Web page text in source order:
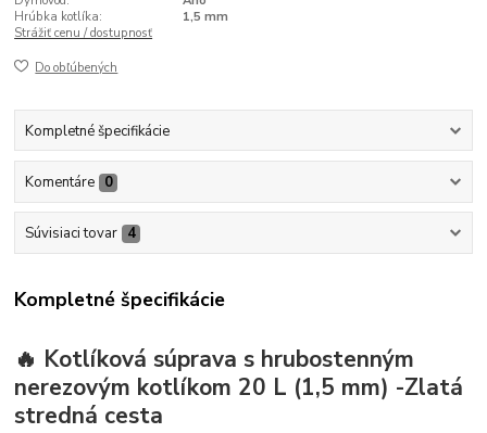
Hrúbka kotlíka:
1,5 mm
Strážiť cenu / dostupnosť
Do obľúbených
Kompletné špecifikácie
Komentáre 0
Súvisiaci tovar 4
Kompletné špecifikácie
🔥 Kotlíková súprava s hrubostenným
nerezovým kotlíkom 20 L (1,5 mm) -Zlatá
stredná cesta